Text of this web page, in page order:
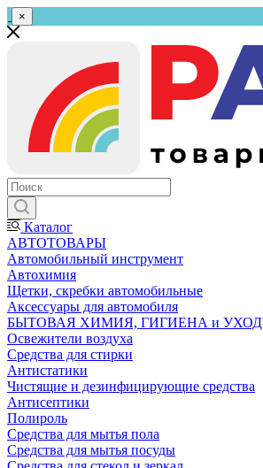
×
Каталог
АВТОТОВАРЫ
Автомобильный инструмент
Автохимия
Щетки, скребки автомобильные
Аксессуары для автомобиля
БЫТОВАЯ ХИМИЯ, ГИГИЕНА и УХОД
Освежители воздуха
Средства для стирки
Антистатики
Чистящие и дезинфицирующие средства
Антисептики
Полироль
Средства для мытья пола
Средства для мытья посуды